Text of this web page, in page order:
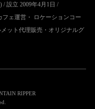
/ 設立 2009年4月1日 /
ェ運営・ ロケーションコー
ット代理販売・オリジナルグ
RIPPER